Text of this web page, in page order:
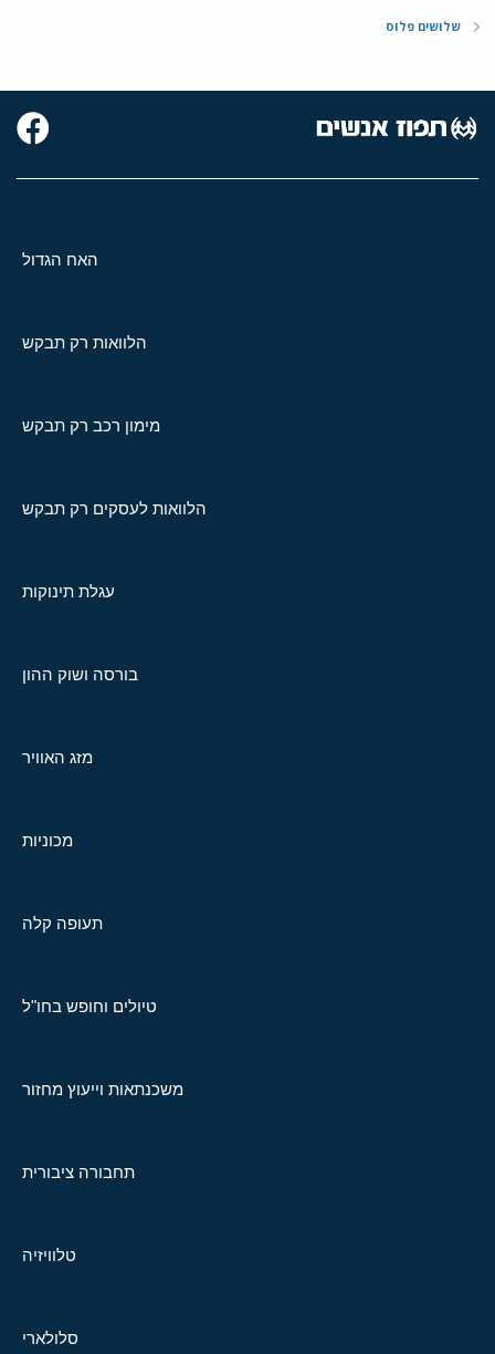
שלושים פלוס
האח הגדול
הלוואות רק תבקש
מימון רכב רק תבקש
הלוואות לעסקים רק תבקש
עגלת תינוקות
בורסה ושוק ההון
מזג האוויר
מכוניות
תעופה קלה
טיולים וחופש בחו"ל
משכנתאות וייעוץ מחזור
תחבורה ציבורית
טלוויזיה
סלולארי